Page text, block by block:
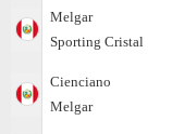
Melgar
Sporting Cristal
Cienciano
Melgar